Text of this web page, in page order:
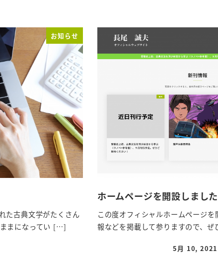
お知らせ
た古典文学がたくさん
まになってい […]
ホームページを開設しました
この度オフィシャルホームページ
報などを掲載して参りますので、
5月 10, 2021